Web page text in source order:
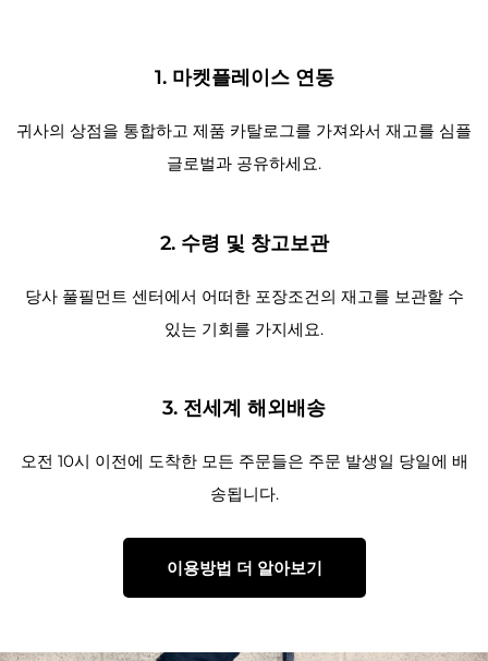
1. 마켓플레이스 연동
귀사의 상점을 통합하고 제품 카탈로그를 가져와서 재고를 심플
글로벌과 공유하세요.
2. 수령 및 창고보관
당사 풀필먼트 센터에서 어떠한 포장조건의 재고를 보관할 수
있는 기회를 가지세요.
3. 전세계 해외배송
오전 10시 이전에 도착한 모든 주문들은 주문 발생일 당일에 배
송됩니다.
이용방법 더 알아보기